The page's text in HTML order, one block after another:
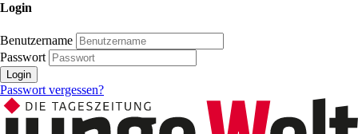
Login
Benutzername
Passwort
Login
Passwort vergessen?